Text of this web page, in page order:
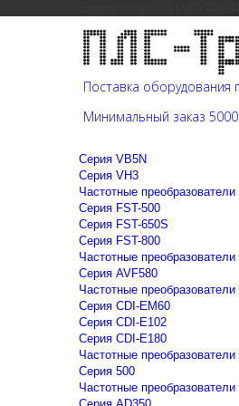
Поставка оборудования
Минимальный заказ
Cерия VB5N
Cерия VH3
Частотные
Серия FST-500
Серия FST-650S
Серия FST-800
Частотные
Серия AVF580
Частотные преобразователи
Серия CDI-EM60
Серия CDI-E102
Серия CDI-E180
Частотные преобразователи
Серия 500
Частотные